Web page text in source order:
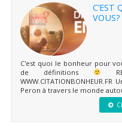
C’EST
VOUS?
C'est quoi le bonheur pour
de définitions
Peron à travers le monde